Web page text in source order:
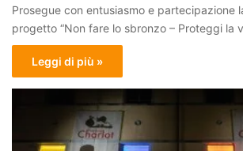
Prosegue con entusiasmo e partecipazione
progetto “Non fare lo sbronzo – Proteggi la
Leggi di più »